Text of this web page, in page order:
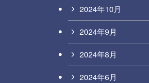
2024年10月
2024年9月
2024年8月
2024年6月